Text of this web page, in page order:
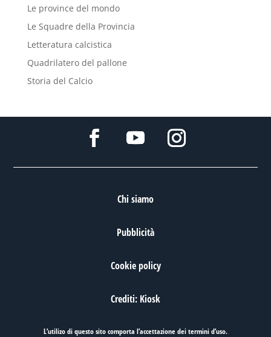
Le province del mondo
Le Squadre della Provincia
Letteratura calcistica
Quadrilatero del pallone
Storia del Calcio
Chi siamo
Pubblicità
Cookie policy
Crediti: Kiosk
L’utilizo di questo sito comporta l’accettazione deitermini d’uso.